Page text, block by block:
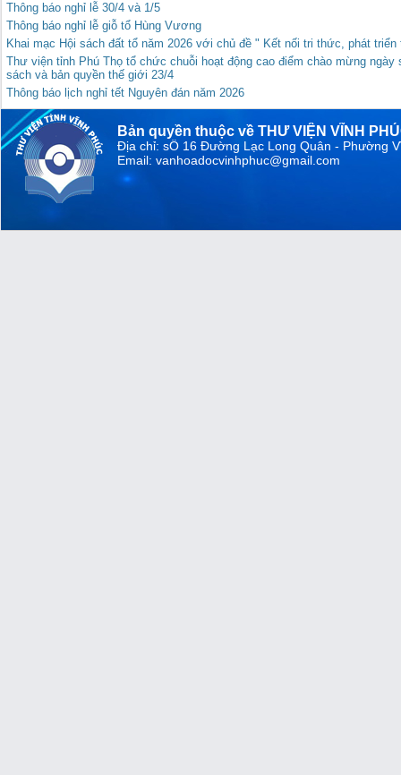
Thông báo nghỉ lễ 30/4 và 1/5
Thông báo nghỉ lễ giỗ tổ Hùng Vương
Khai mạc Hội sách đất tổ năm 2026 với chủ đề " Kết nối tri thức, phát
Thư viện tỉnh Phú Thọ tổ chức chuỗi hoạt động cao điểm chào mừng
sách và bản quyền thế giới 23/4
Thông báo lịch nghỉ tết Nguyên đán năm 2026
Bản quyền thuộc về THƯ VIỆN VĨNH
Địa chỉ: sỐ 16 Đường Lạc Long Quân - Phường
Email: vanhoadocvinhphuc@gmail.com